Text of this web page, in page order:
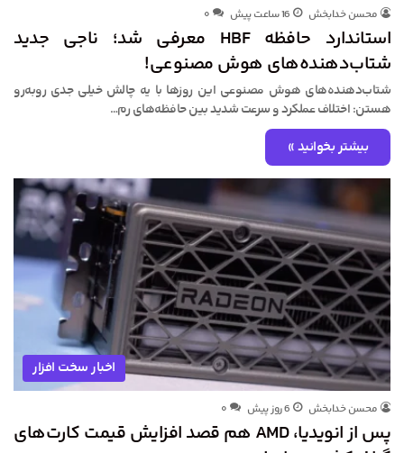
محسن خدابخش 16 ساعت پیش ۰
استاندارد حافظه HBF معرفی شد؛ ناجی جدید
شتاب‌دهنده‌های هوش مصنوعی!
شتاب‌دهنده‌های هوش مصنوعی این روزها با یه چالش خیلی جدی روبه‌رو
هستن: اختلاف عملکرد و سرعت شدید بین حافظه‌های رم…
بیشتر بخوانید »
اخبار سخت افزار
محسن خدابخش 6 روز پیش ۰
پس از انویدیا، AMD هم قصد افزایش قیمت کارت‌های